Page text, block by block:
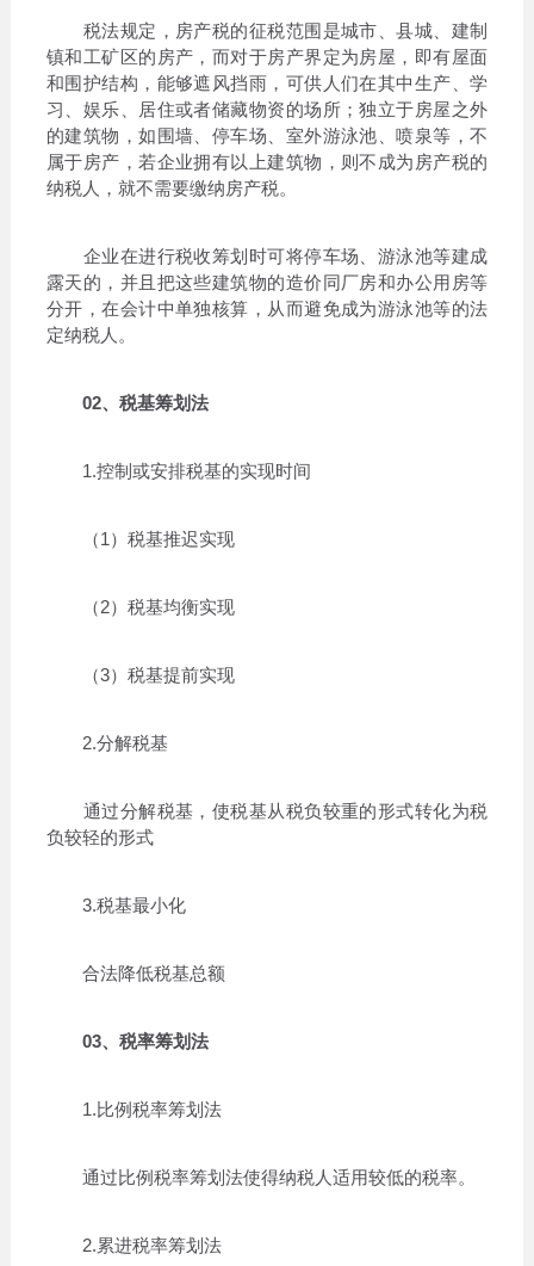
税法规定，房产税的征税范围是城市、县城、建制
镇和工矿区的房产，而对于房产界定为房屋，即有屋面
和围护结构，能够遮风挡雨，可供人们在其中生产、学
习、娱乐、居住或者储藏物资的场所；独立于房屋之外
的建筑物，如围墙、停车场、室外游泳池、喷泉等，不
属于房产，若企业拥有以上建筑物，则不成为房产税的
纳税人，就不需要缴纳房产税。
企业在进行税收筹划时可将停车场、游泳池等建成
露天的，并且把这些建筑物的造价同厂房和办公用房等
分开，在会计中单独核算，从而避免成为游泳池等的法
定纳税人。
02、税基筹划法
1.控制或安排税基的实现时间
（1）税基推迟实现
（2）税基均衡实现
（3）税基提前实现
2.分解税基
通过分解税基，使税基从税负较重的形式转化为税
负较轻的形式
3.税基最小化
合法降低税基总额
03、税率筹划法
1.比例税率筹划法
通过比例税率筹划法使得纳税人适用较低的税率。
2.累进税率筹划法